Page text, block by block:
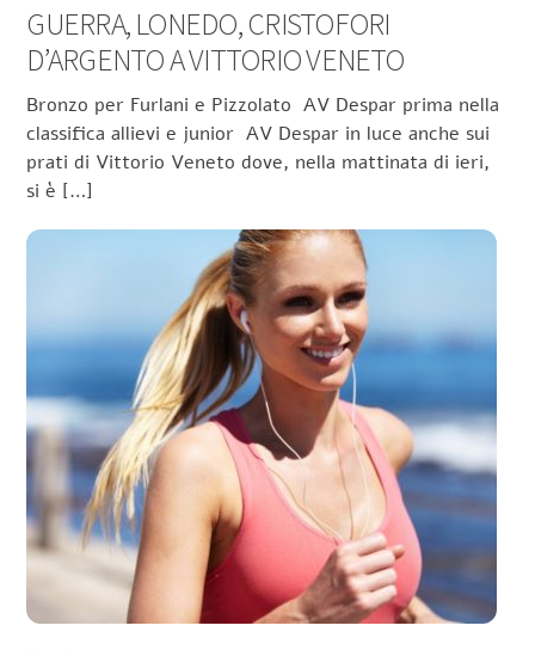
GUERRA, LONEDO, CRISTOFORI
D’ARGENTO A VITTORIO VENETO
Bronzo per Furlani e Pizzolato AV Despar prima nella
classifica allievi e junior AV Despar in luce anche sui
prati di Vittorio Veneto dove, nella mattinata di ieri,
si è […]